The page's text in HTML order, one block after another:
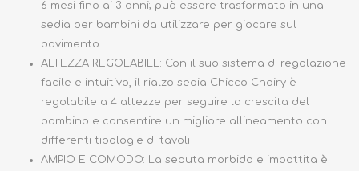
6 mesi fino ai 3 anni; può essere trasformato in una
sedia per bambini da utilizzare per giocare sul
pavimento
ALTEZZA REGOLABILE: Con il suo sistema di regolazione
facile e intuitivo, il rialzo sedia Chicco Chairy è
regolabile a 4 altezze per seguire la crescita del
bambino e consentire un migliore allineamento con
differenti tipologie di tavoli
AMPIO E COMODO: La seduta morbida e imbottita è